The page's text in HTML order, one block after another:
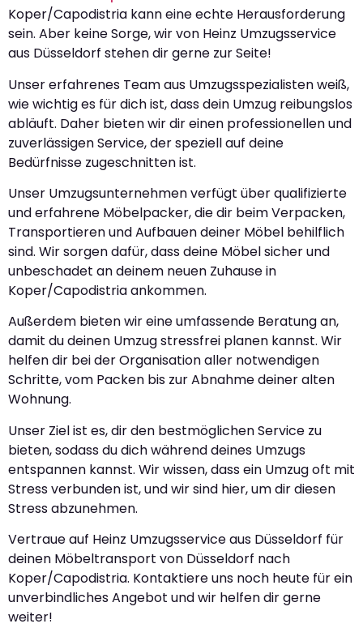
Koper/Capodistria kann eine echte Herausforderung
sein. Aber keine Sorge, wir von Heinz Umzugsservice
aus Düsseldorf stehen dir gerne zur Seite!
Unser erfahrenes Team aus Umzugsspezialisten weiß,
wie wichtig es für dich ist, dass dein Umzug reibungslos
abläuft. Daher bieten wir dir einen professionellen und
zuverlässigen Service, der speziell auf deine
Bedürfnisse zugeschnitten ist.
Unser Umzugsunternehmen verfügt über qualifizierte
und erfahrene Möbelpacker, die dir beim Verpacken,
Transportieren und Aufbauen deiner Möbel behilflich
sind. Wir sorgen dafür, dass deine Möbel sicher und
unbeschadet an deinem neuen Zuhause in
Koper/Capodistria ankommen.
Außerdem bieten wir eine umfassende Beratung an,
damit du deinen Umzug stressfrei planen kannst. Wir
helfen dir bei der Organisation aller notwendigen
Schritte, vom Packen bis zur Abnahme deiner alten
Wohnung.
Unser Ziel ist es, dir den bestmöglichen Service zu
bieten, sodass du dich während deines Umzugs
entspannen kannst. Wir wissen, dass ein Umzug oft mit
Stress verbunden ist, und wir sind hier, um dir diesen
Stress abzunehmen.
Vertraue auf Heinz Umzugsservice aus Düsseldorf für
deinen Möbeltransport von Düsseldorf nach
Koper/Capodistria. Kontaktiere uns noch heute für ein
unverbindliches Angebot und wir helfen dir gerne
weiter!